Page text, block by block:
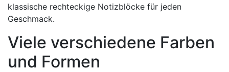
klassische rechteckige Notizblöcke für jeden
Geschmack.
Viele verschiedene Farben
und Formen